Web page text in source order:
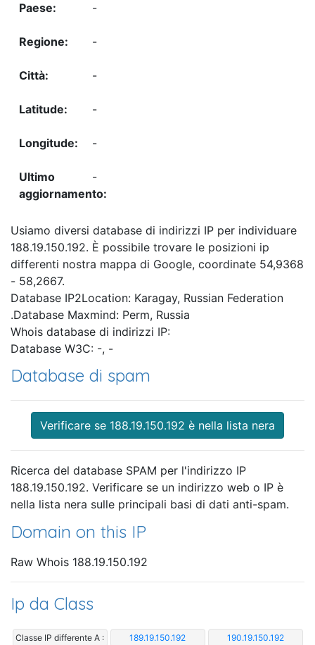
-
-
-
-
-
-
Usiamo diversi database di indirizzi IP per individuare
188.19.150.192. È possibile trovare le posizioni ip
differenti nostra mappa di Google, coordinate 54,9368
- 58,2667.
Database IP2Location: Karagay, Russian Federation
.Database Maxmind: Perm, Russia
Whois database di indirizzi IP:
Database W3C: -, -
Database di spam
Verificare se 188.19.150.192 è nella lista nera
Ricerca del database SPAM per l'indirizzo IP
188.19.150.192. Verificare se un indirizzo web o IP è
nella lista nera sulle principali basi di dati anti-spam.
Domain on this IP
Raw Whois 188.19.150.192
Ip da Class
Classe IP differente A : 189.19.150.192 190.19.150.192